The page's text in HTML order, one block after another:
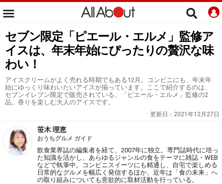
セブン限定「ピエール・エルメ」監修ア
イスは、年末年始にぴったりの贅沢な味
わい！
アイスクリームがよく売れる時期でもある12月。コンビニにも、年末年
始にゆっくり味わいたいアイスが揃っています。ここで紹介するのは、
セブンイレブン限定で販売されている、「ピエール・エルメ」監修の2
品。香りを楽しむ大人のアイスです。
更新日： 2021年12月27日
笹木 理恵
おうちグルメ ガイド
飲食業界誌の編集者を経て、2007年に独立。専門誌時代に培っ
た知識を活かし、あらゆるジャンルの食をテーマに雑誌・WEB
などで執筆中。コンビニスイーツにも精通し、自宅で楽しめる
日常的なグルメを幅広く発信するほか、近年は「食の未来」へ
の取り組みについても意欲的に取材活動を行っている。